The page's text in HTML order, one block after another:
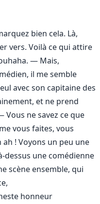
bien cela. Là,
vers. Voilà ce qui attire
— Mais,
il me semble
avec son capitaine des
et ne prend
ne savez ce que
vous faites, vous
! Voyons un peu une
dessus une comédienne
scène ensemble, qui
honneur